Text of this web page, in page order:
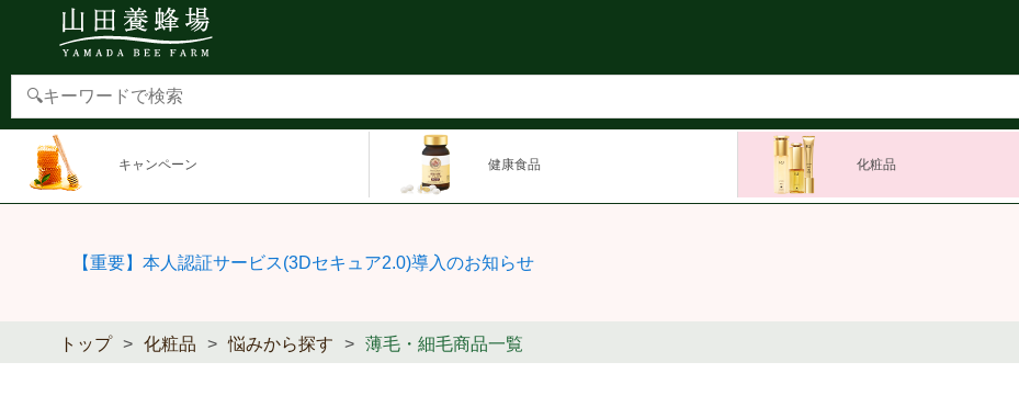
キャンペーン 健康食品 化粧品
【重要】本人認証サービス(3Dセキュア2.0)導入のお知らせ
トップ 化粧品 悩みから探す 薄毛・細毛商品一覧